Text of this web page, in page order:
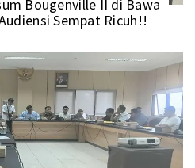
Bougenville II di Bawa
Sempat Ricuh!!